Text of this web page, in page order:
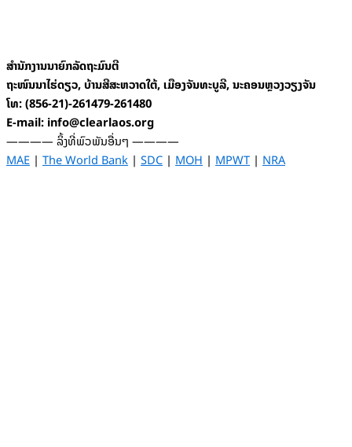
ສຳນັກງານນາຍົກລັດຖະມົນຕີ
ຖະໜົນນາໄຮ່ດຽວ, ບ້ານສີສະຫວາດໃຕ້, ເມືອງຈັນທະບູລີ, ນະຄອນຫຼວງວຽງຈັນ
ໂທ: (856-21)-261479-261480
E-mail: info@clearlaos.org
———— ລິ້ງທີ່ພົວພັນອື່ນໆ ————
MAE | The World Bank | SDC | MOH | MPWT | NRA